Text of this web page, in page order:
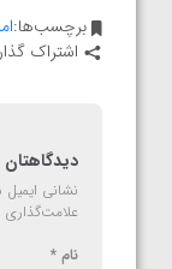
برچسب‌ها:
اشتراک
دیدگاهتان
نشانی
علامت‌گذاری
نام *